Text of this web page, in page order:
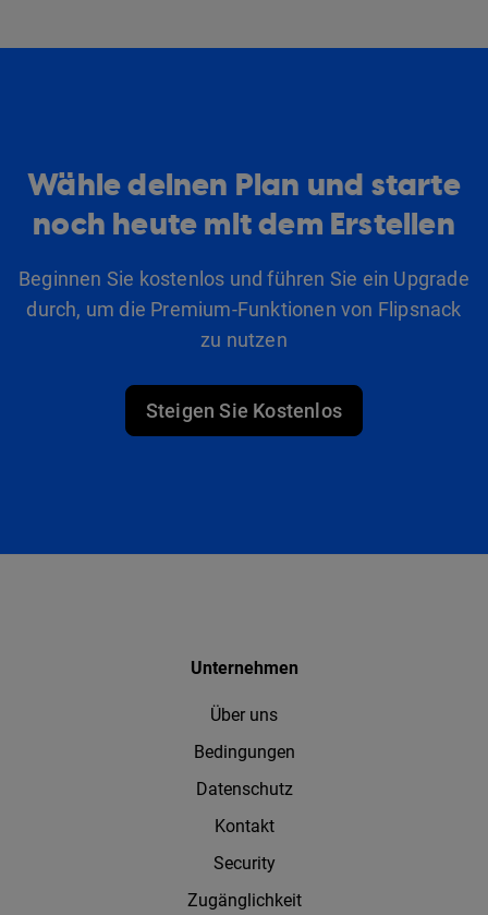
Wähle deinen Plan und starte
noch heute mit dem Erstellen
Beginnen Sie kostenlos und führen Sie ein Upgrade
durch, um die Premium-Funktionen von Flipsnack
zu nutzen
Steigen Sie Kostenlos
Unternehmen
Über uns
Bedingungen
Datenschutz
Kontakt
Security
Zugänglichkeit